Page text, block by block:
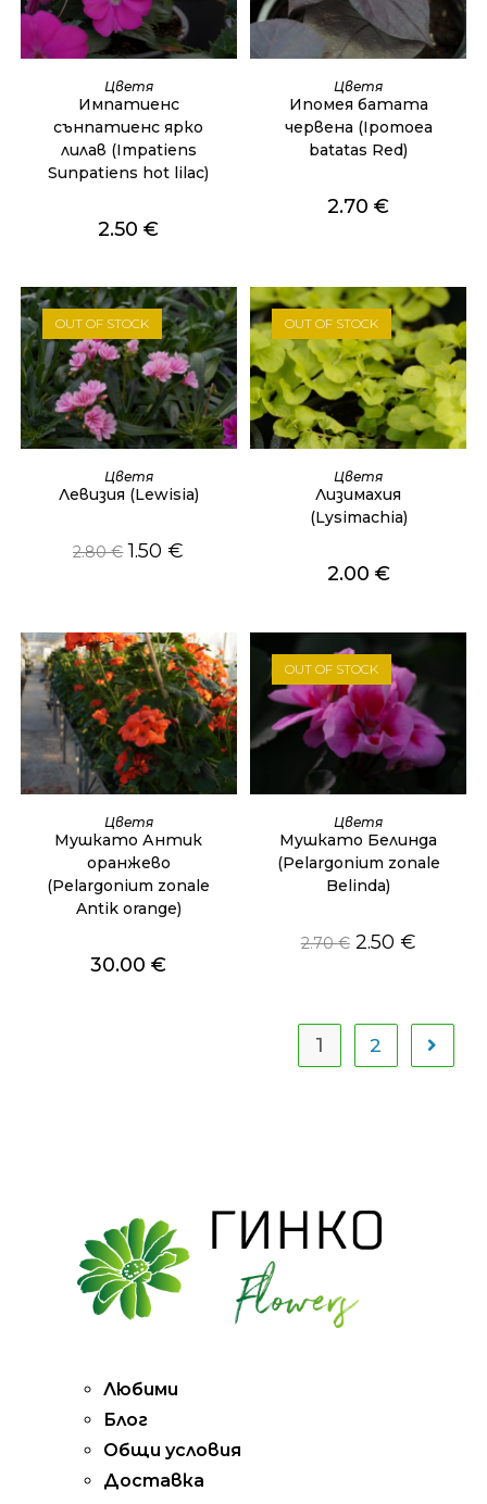
ОЩЕ
Цветя
Импатиенс
сънпатиенс ярко
лилав (Impatiens
Sunpatiens hot lilac)
2.50€
ОЩЕ
Цветя
Ипомея батата
червена (Ipomoea
batatas Red)
2.70€
OUT OF STOCK
ОЩЕ
Цветя
Левизия (Lewisia)
2.80€ 1.50€
OUT OF STOCK
ОЩЕ
Цветя
Лизимахия
(Lysimachia)
2.00 €
ДОБАВЯНЕ В КОЛИЧКАТА
Цветя
Мушкато Антик
оранжево
(Pelargonium zonale
Antik orange)
30.00€
OUT OF STOCK
ОЩЕ
Цветя
Мушкато Белинда
(Pelargonium zonale
Belinda)
2.70€ 2.50 €
1 2
Любими
Блог
Общи условия
Доставка